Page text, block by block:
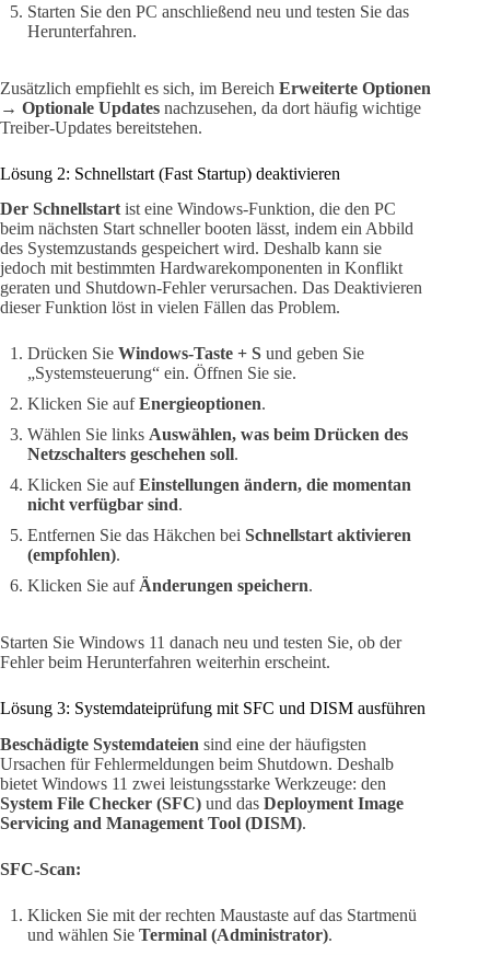
Starten Sie den PC anschließend neu und testen Sie das
Herunterfahren.
Zusätzlich empfiehlt es sich, im Bereich Erweiterte Optionen
→ Optionale Updates nachzusehen, da dort häufig wichtige
Treiber-Updates bereitstehen.
Lösung 2: Schnellstart (Fast Startup) deaktivieren
Der Schnellstart ist eine Windows-Funktion, die den PC
beim nächsten Start schneller booten lässt, indem ein Abbild
des Systemzustands gespeichert wird. Deshalb kann sie
jedoch mit bestimmten Hardwarekomponenten in Konflikt
geraten und Shutdown-Fehler verursachen. Das Deaktivieren
dieser Funktion löst in vielen Fällen das Problem.
Drücken Sie Windows-Taste + S und geben Sie
„Systemsteuerung“ ein. Öffnen Sie sie.
Klicken Sie aufEnergieoptionen.
Wählen Sie links Auswählen, was beim Drücken des
Netzschalters geschehen soll.
Klicken Sie aufEinstellungen ändern, die momentan
nicht verfügbar sind.
Entfernen Sie das Häkchen bei Schnellstart aktivieren
(empfohlen).
Klicken Sie auf Änderungen speichern.
Starten Sie Windows 11 danach neu und testen Sie, ob der
Fehler beim Herunterfahren weiterhin erscheint.
Lösung 3: Systemdateiprüfung mit SFC und DISM ausführen
Beschädigte Systemdateien sind eine der häufigsten
Ursachen für Fehlermeldungen beim Shutdown. Deshalb
bietet Windows 11 zwei leistungsstarke Werkzeuge: den
System File Checker (SFC) und das Deployment Image
Servicing and Management Tool (DISM).
SFC-Scan:
Klicken Sie mit der rechten Maustaste auf das Startmenü
und wählen Sie Terminal (Administrator).